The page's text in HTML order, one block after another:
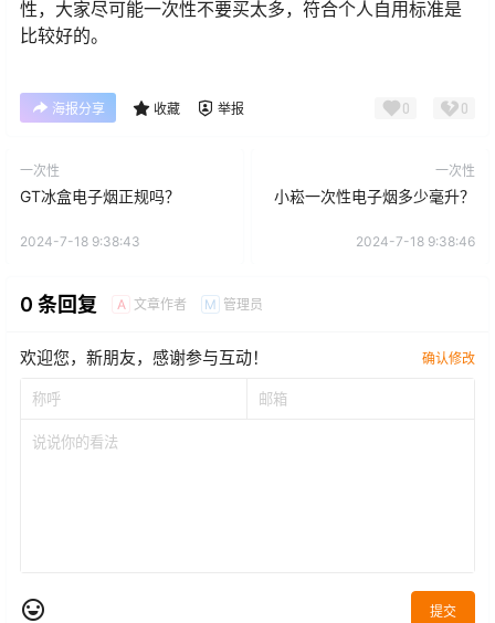
性，大家尽可能一次性不要买太多，符合个人自用标准是
比较好的。
海报分享 收藏 举报 0 0
一次性
GT冰盒电子烟正规吗？
2024-7-18 9:38:43
一次性
小崧一次性电子烟多少毫升？
2024-7-18 9:38:46
0 条回复 A 文章作者 M 管理员
欢迎您，新朋友，感谢参与互动！ 确认修改
提交